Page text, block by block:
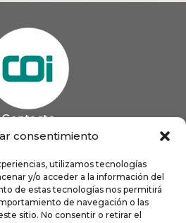
consentimiento
utilizamos tecnologías
y/o acceder a la información del
de estas tecnologías nos permitirá
de navegación o las
sitio. No consentir o retirar el
Contacto
Horario
9:00 a 13:00 - 16:00 a 21:00
9:00 a 13:00 - 16:00 a 20:00
9:00 a 14:00 - 16:00 a 19:00